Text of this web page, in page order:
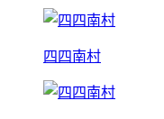
四四南村